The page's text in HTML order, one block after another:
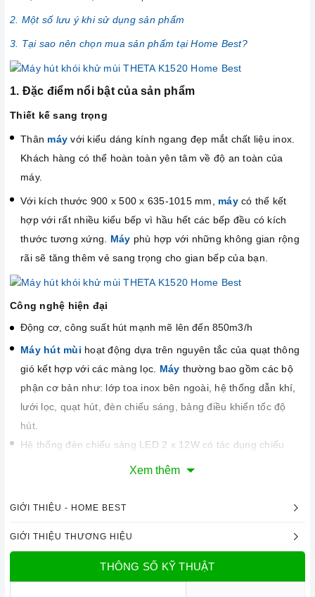
2. Một số lưu ý khi sử dụng sản phẩm
3. Tại sao nên chọn mua sản phẩm tại Home Best?
1. Đặc điểm nổi bật của sản phẩm
Thiết kế sang trọng
Thân máy với kiểu dáng kính ngang đẹp mắt chất liệu inox.
Khách hàng có thể hoàn toàn yên tâm về độ an toàn của
máy.
Với kích thước 900 x 500 x 635-1015 mm, máycó thể kết
hợp với rất nhiều kiểu bếp vì hầu hết các bếp đều có kích
thước tương xứng. Máy phù hợp với những không gian rộng
rãi sẽ tăng thêm vẻ sang trọng cho gian bếp của bạn.
Công nghệ hiện đại
Động cơ, công suất hút mạnh mẽ lên đến 850m3/h
Máy hút mùi hoạt động dựa trên nguyên tắc của quạt thông
gió kết hợp với các màng lọc. Máy thường bao gồm các bộ
phận cơ bản như: lớp toa inox bên ngoài, hệ thống dẫn khí,
lưới lọc, quạt hút, đèn chiếu sáng, bảng điều khiển tốc độ
hút.
Hệ thống đèn chiếu sáng LED 2 x 12W có tác dụng chiếu
sáng và làm cho công việc nấu ăn thêm thuận lợi.
Máysử dụng phương pháp hút mùi trực tiếp tức mùi được
năng khử mùi bằng than hoạt tính sẽ giúp cho không khí
trong phòng bếp luôn sạch sẽ. Cách thức này sẽ giúp
hiệu quả tới 100% và mùi sẽ được đẩy hoàn toàn ra ngoài
Xem thêm
GIỚI THIỆU - HOME BEST
GIỚI THIỆU THƯƠNG HIỆU
THÔNG SỐ KỸ THUẬT